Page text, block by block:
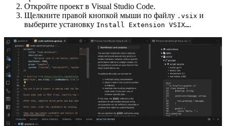
Откройте проект в Visual Studio Code.
Щелкните правой кнопкой мыши по файлу .vsix и
выберите установку Install Extension VSIX….